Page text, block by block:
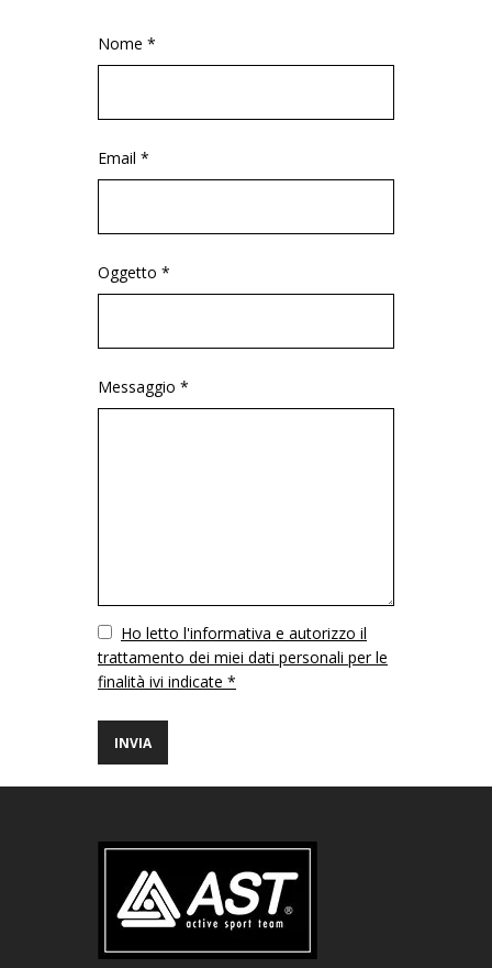
Nome *
Email *
Oggetto *
Messaggio *
VuotoHo letto l'informativa e autorizzo il
trattamento dei miei dati personali per le
finalità ivi indicate *